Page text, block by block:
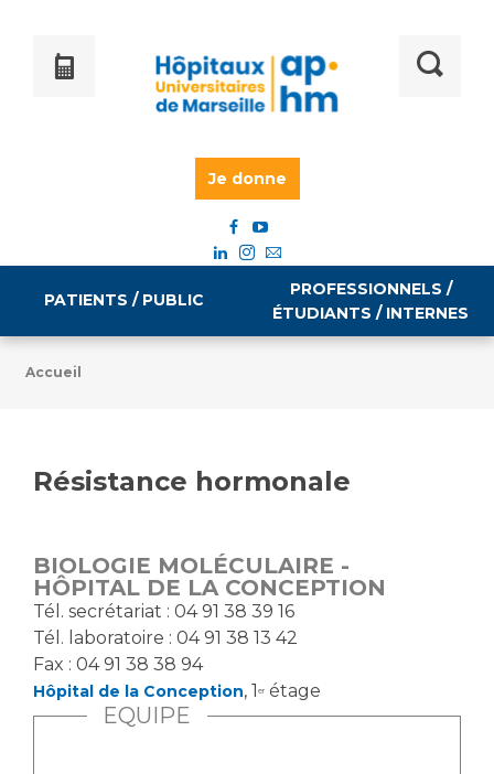
Je donne
PATIENTS / PUBLIC
Tarifs
Vous allez être hospitalisé(e)
Vous avez un examen d'imagerie ou de radiologie
à réaliser
Vous avez une analyse à réaliser
Vous venez en consultation
myaphm, votre espace santé en ligne
Infos COVID-19
PROFESSIONNELS /
ÉTUDIANTS / INTERNES
Emploi / formation
Emplois administratifs
Emplois médicaux
Espace Formation
Étudiants hospitaliers
Emplois techniques et médico-techniques
Emplois divers
Accueil
Résistance hormonale
BIOLOGIE MOLÉCULAIRE -
HÔPITAL DE LA CONCEPTION
Tél. secrétariat : 04 91 38 39 16
Tél. laboratoire : 04 91 38 13 42
Fax : 04 91 38 38 94
Hôpital de la Conception, 1 er étage
EQUIPE